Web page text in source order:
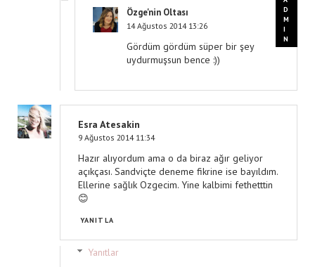
Özge'nin Oltası
14 Ağustos 2014 13:26
Gördüm gördüm süper bir şey
uydurmuşsun bence :))
Esra Atesakin
9 Ağustos 2014 11:34
Hazır alıyordum ama o da biraz ağır geliyor
açıkçası. Sandviçte deneme fikrine ise bayıldım.
Ellerine sağlık Ozgecim. Yine kalbimi fethetttin
😊
YANITLA
Yanıtlar